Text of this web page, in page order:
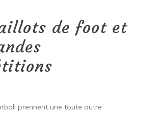
de foot et
prennent une toute autre